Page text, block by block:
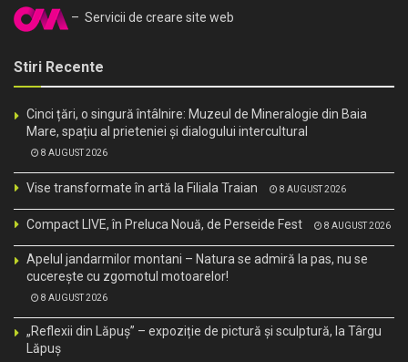
– Servicii de creare site web
Stiri Recente
Cinci țări, o singură întâlnire: Muzeul de Mineralogie din Baia
Mare, spațiu al prieteniei și dialogului intercultural
8 AUGUST 2026
Vise transformate în artă la Filiala Traian 8 AUGUST 2026
Compact LIVE, în Preluca Nouă, de Perseide Fest 8 AUGUST 2026
Apelul jandarmilor montani – Natura se admiră la pas, nu se
cucerește cu zgomotul motoarelor!
8 AUGUST 2026
„Reflexii din Lăpuș” – expoziție de pictură și sculptură, la Târgu
Lăpuș